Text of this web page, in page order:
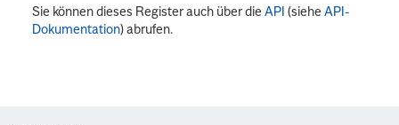
Sie können dieses Register auch über dieAPI (sieheAPI-
Dokumentation) abrufen.